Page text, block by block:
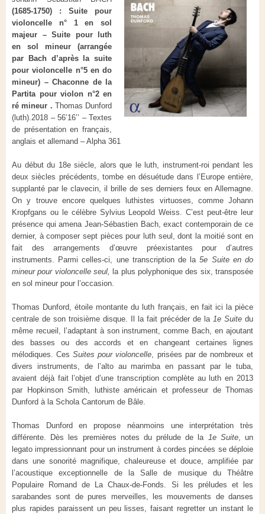
(1685-1750) : Suite pour
violoncelle n° 1 en sol
majeur – Suite pour luth
en sol mineur (arrangée
par Bach d’après la suite
pour violoncelle n°5 en do
mineur) – Chaconne de la
Partita pour violon n°2 en
ré mineur . Thomas Dunford
(luth).2018 – 56’16’’ – Textes
de présentation en français,
anglais et allemand – Alpha 361
Au début du 18esiècle, alors que le luth, instrument-roi pendant les
deux siècles précédents, tombe en désuétude dans l’Europe entière,
supplanté par le clavecin, il brille de ses derniers feux en Allemagne.
On y trouve encore quelques luthistes virtuoses, comme Johann
Kropfgans ou le célèbre Sylvius Leopold Weiss. C’est peut-être leur
présence qui amena Jean-Sébastien Bach, exact contemporain de ce
dernier, à composer sept pièces pour luth seul, dont la moitié sont en
fait des arrangements d’œuvre préexistantes pour d’autres
instruments. Parmi celles-ci, une transcription de la5e Suite en do
mineur pour violoncelle seul, la plus polyphonique des six, transposée
en sol mineur pour l’occasion.
Thomas Dunford, étoile montante du luth français, en fait ici la pièce
centrale de son troisième disque. Il la fait précéder de la 1e Suite du
même recueil, l’adaptant à son instrument, comme Bach, en ajoutant
des basses ou des accords et en changeant certaines lignes
mélodiques. CesSuites pour violoncelle, prisées par de nombreux et
divers instruments, de l’alto au marimba en passant par le tuba,
avaient déjà fait l’objet d’une transcription complète au luth en 2013
par Hopkinson Smith, luthiste américain et professeur de Thomas
Dunford à la Schola Cantorum de Bâle.
Thomas Dunford en propose néanmoins une interprétation très
différente. Dès les premières notes du prélude de la 1e Suite, un
legato impressionnant pour un instrument à cordes pincées se déploie
dans une sonorité magnifique, chaleureuse et douce, amplifiée par
l’acoustique exceptionnelle de la Salle de musique du Théâtre
Populaire Romand de La Chaux-de-Fonds. Si les préludes et les
sarabandes sont de pures merveilles, les mouvements de danses
plus rapides paraissent un peu lisses, faisant regretter un instant le